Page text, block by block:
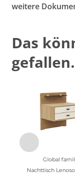
weitere
Das
Global
Nachttisch